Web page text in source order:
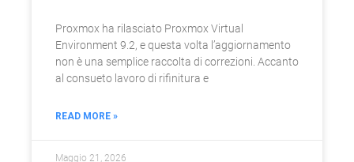
Proxmox ha rilasciato Proxmox Virtual
Environment 9.2, e questa volta l’aggiornamento
non è una semplice raccolta di correzioni. Accanto
al consueto lavoro di rifinitura e
READ MORE »
Maggio 21, 2026